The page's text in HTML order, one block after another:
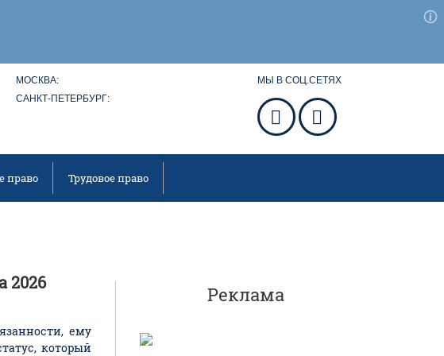
МОСКВА:
САНКТ-ПЕТЕРБУРГ:
МЫ В СОЦ.СЕТЯХ
право Трудовое право
Реклама
2026
ему
который